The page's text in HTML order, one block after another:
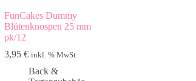
FunCakes Dummy
Blütenknospen 25 mm
pk/12
3,95€ inkl. % MwSt.
Back &